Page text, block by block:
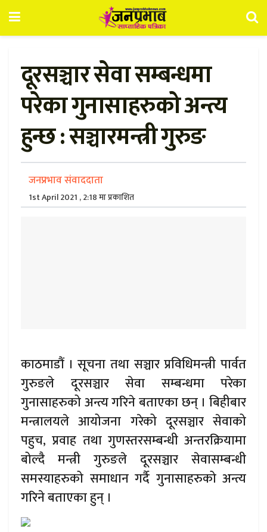
दूरसञ्चार सेवा सम्बन्धमा
परेका गुनासाहरुको अन्त्य
हुन्छ : सञ्चारमन्त्री गुरुङ
जनप्रभाव संवाददाता
1st April 2021 , 2:18 मा प्रकाशित
काठमाडौं । सूचना तथा सञ्चार प्रविधिमन्त्री पार्वत
गुरुङले दूरसञ्चार सेवा सम्बन्धमा परेका
गुनासाहरुको अन्त्य गरिने बताएका छन् । बिहीबार
मन्त्रालयले आयोजना गरेको दूरसञ्चार सेवाको
पहुच, प्रवाह तथा गुणस्तरसम्बन्धी अन्तरक्रियामा
बोल्दै मन्त्री गुरुङले दूरसञ्चार सेवासम्बन्धी
समस्याहरुको समाधान गर्दै गुनासाहरुको अन्त्य
गरिने बताएका हुन् ।